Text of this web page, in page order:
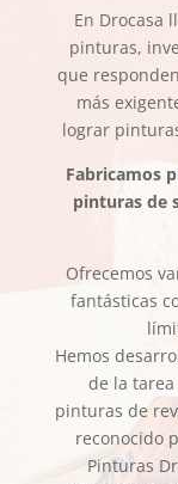
En Drocasa
pinturas,
que
más
lograr
Fabricamos
pinturas de
Ofrecemos
fantásticas
Hemos
de la
pinturas de
reconocido
Pinturas